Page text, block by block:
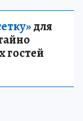
для
гостей